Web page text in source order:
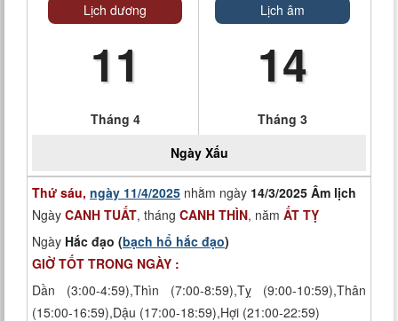
Lịch dương
11
Tháng 4
Lịch âm
14
Tháng 3
Ngày Xấu
Thứ sáu, ngày 11/4/2025 nhằm ngày 14/3/2025 Âm lịch
Ngày CANH TUẤT, tháng CANH THÌN, năm ẤT TỴ
Ngày Hắc đạo (bạch hổ hắc đạo)
GIỜ TỐT TRONG NGÀY :
Dần (3:00-4:59),Thìn (7:00-8:59),Tỵ (9:00-10:59),Thân
(15:00-16:59),Dậu (17:00-18:59),Hợi (21:00-22:59)